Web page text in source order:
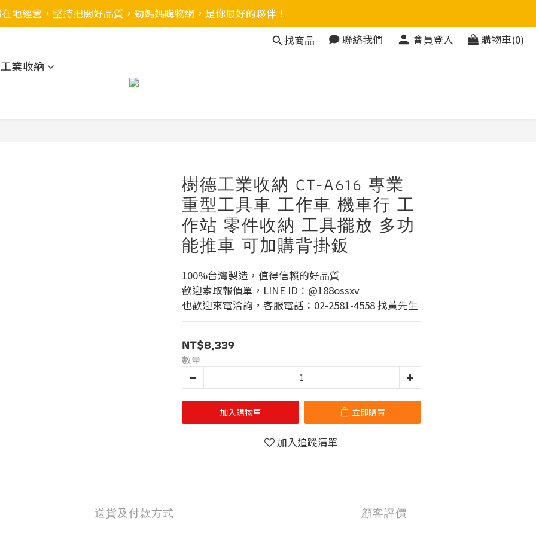
地經營，堅持把關好品質，勁媽媽購物網，是你最好的夥伴！
找商品
聯絡我們 會員登入 購物車(0)
業收納
樹德工業收納 CT-A616 專業
重型工具車 工作車 機車行 工
作站 零件收納 工具擺放 多功
能推車 可加購背掛鈑
100%台灣製造，值得信賴的好品質
歡迎索取報價單，LINE ID：@188ossxv
也歡迎來電洽詢，客服電話：02-2581-4558 找黃先生
NT$8,339
數量
加入購物車 立即購買
加入追蹤清單
送貨及付款方式 顧客評價